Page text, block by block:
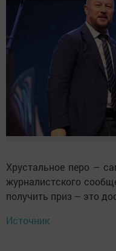
Хрустальное перо –
журналистского
получить приз – это
Источник